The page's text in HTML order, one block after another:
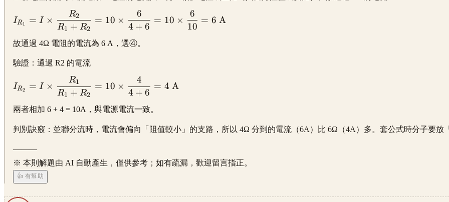
\displaystyle
I_{R_1} = I
\times
\frac{R_2}
{R_1 +
\times
\frac{6}{4
+ 6} = 10
\frac{6}
\text{A}
IR1 = I ×
R1 + R2
R2 = 10 ×
4 + 6
6
= 10 ×
10
6
= 6 A
故通過 4Ω 電阻的電流為 6 A，選④。
驗證：通過 R2 的電流
\displaystyle
I_{R_2} = I
\times
\frac{R_1}
{R_1 +
\times
\frac{4}{4
+ 6} = 4\
\text{A}
IR2 = I ×
R1 + R2
R1 = 10 ×
4 + 6
4
= 4 A
兩者相加 6 + 4 = 10A，與電源電流一致。
判別訣竅：並聯分流時，電流會偏向「阻值較小」的支路，所以 4Ω 分到的電流（6A）比 6Ω（4A）多。套公式時分子要放
———
※ 本則解題由 AI 自動產生，僅供參考；如有疏漏，歡迎留言指正。
👍 有幫助